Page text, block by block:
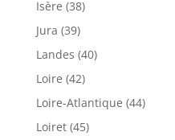
Isère (38)
Jura (39)
Landes (40)
Loire (42)
Loire-Atlantique (44)
Loiret (45)